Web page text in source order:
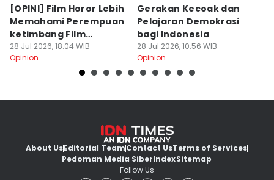
[OPINI] Film Horor Lebih
Memahami Perempuan
ketimbang Film
Romantis
28 Jul 2026, 18:04 WIB
Opinion
Gerakan Kecoak dan
Pelajaran Demokrasi
bagi Indonesia
28 Jul 2026, 10:56 WIB
Opinion
About UsEditorial TeamContact UsTerms of Services
Pedoman Media SiberIndexSitemap
Follow Us